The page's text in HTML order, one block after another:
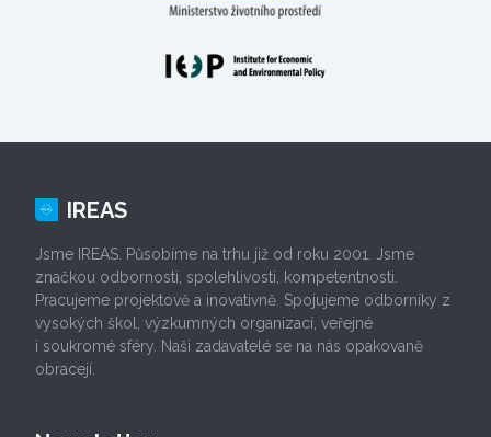
IREAS
Jsme IREAS. Působíme na trhu již od roku 2001. Jsme
značkou odbornosti, spolehlivosti, kompetentnosti.
Pracujeme projektově a inovativně. Spojujeme odborníky z
vysokých škol, výzkumných organizací, veřejné
i soukromé sféry. Naši zadavatelé se na nás opakovaně
obracejí.